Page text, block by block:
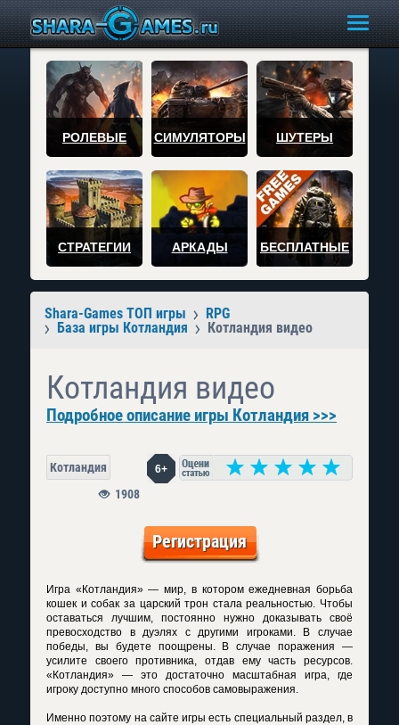
РОЛЕВЫЕ СИМУЛЯТОРЫ ШУТЕРЫ
СТРАТЕГИИ АРКАДЫ БЕСПЛАТНЫЕ
Shara-Games ТОП игры
RPG
База игры Котландия
Котландия видео
Котландия видео
Подробное описание игры Котландия >>>
Котландия 6+
1908
Регистрация
Игра «Котландия» — мир, в котором ежедневная борьба
кошек и собак за царский трон стала реальностью. Чтобы
оставаться лучшим, постоянно нужно доказывать своё
превосходство в дуэлях с другими игроками. В случае
победы, вы будете поощрены. В случае поражения —
усилите своего противника, отдав ему часть ресурсов.
«Котландия» — это достаточно масштабная игра, где
игроку доступно много способов самовыражения.
Именно поэтому на сайте игры есть специальный раздел, в